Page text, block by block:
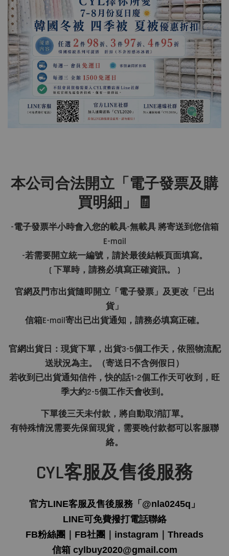
本公司合法開立「電子發票及購
買明細」🧾
-電子發票半小時會入您的載具-無載具 將寄送到您信箱
E-mail
-若需要開立統一編號，請於最後結帳頁面填寫。
( 下單時，請務必填寫正確資訊。 )
官網及門市出貨隨即開立「電子發票」及更改「已出
貨」
信箱E-mail寄出已出貨通知，請務必填寫正確。
官網出貨日：現貨下單，出貨3-5個工作天，依照物流配
送狀況為主。（寄送日不含例假日）
若收到已出貨通知信件，快的話1-2個工作天可收到，旺
季大約2-5個工作天會收到。
下單後三天未付款，將自動取消訂單。
有特殊情況需要先保留現貨，需要晚付款都可以客服聯
絡。
CYL客服及售後服務
官方LINE客服及售後服務「 @nla0245q 」
LINE可免費撥打電話聯絡
FB粉絲團
FB社團 instagram
Threads
信箱 cylbuy2020@gmail.com